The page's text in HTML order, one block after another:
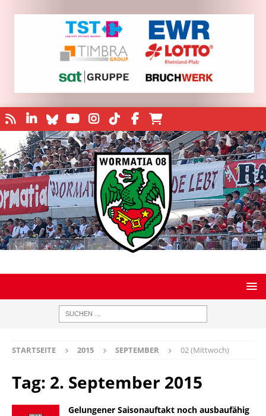
STARTSEITE 2015 SEPTEMBER 02 (Mittwoch)
Tag: 2. September 2015
Gelungener Saisonauftakt noch ausbaufähig